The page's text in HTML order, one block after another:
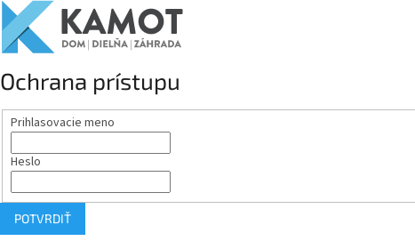
Ochrana prístupu
Prihlasovacie meno
Heslo
POTVRDIŤ